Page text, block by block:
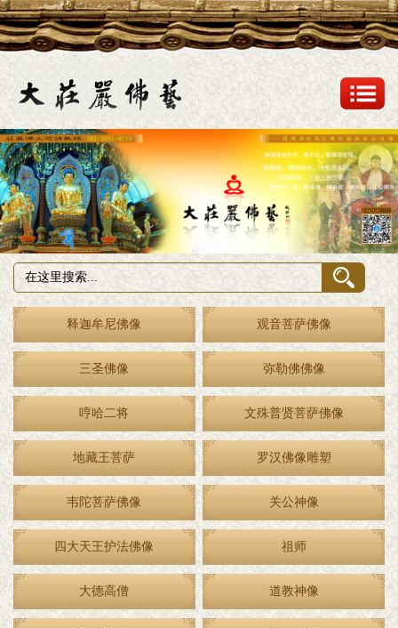
释迦牟尼佛像 观音菩萨佛像
三圣佛像 弥勒佛佛像
哼哈二将 文殊普贤菩萨佛像
地藏王菩萨 罗汉佛像雕塑
韦陀菩萨佛像 关公神像
四大天王护法佛像 祖师
大德高僧 道教神像